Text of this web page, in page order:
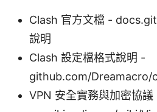
Clash 官方文檔 -
說明
Clash 設定檔格式說明 -
github.com/Dreamacro/
VPN 安全實務與加密協議